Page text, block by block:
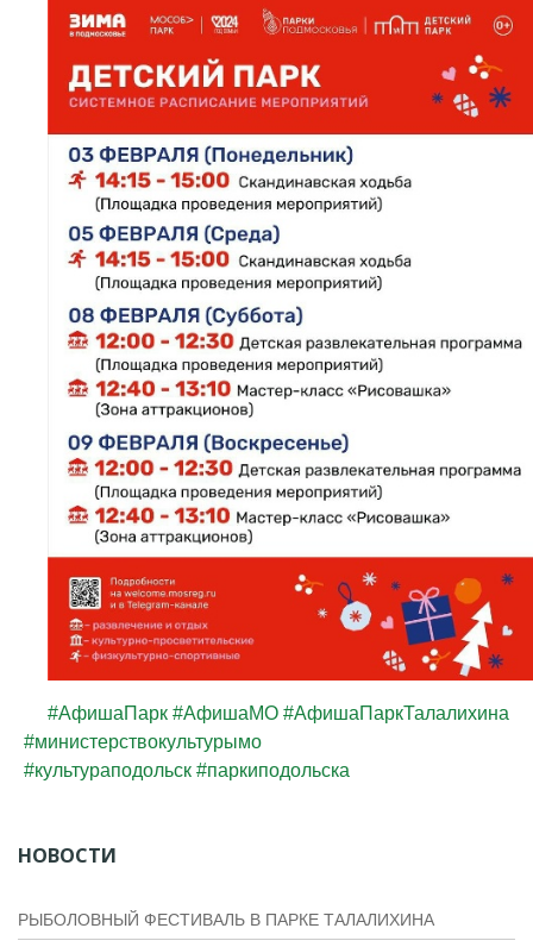
#АфишаПарк #АфишаМО #АфишаПаркТалалихина
#министерствокультурымо
#культураподольск #паркиподольска
НОВОСТИ
РЫБОЛОВНЫЙ ФЕСТИВАЛЬ В ПАРКЕ ТАЛАЛИХИНА